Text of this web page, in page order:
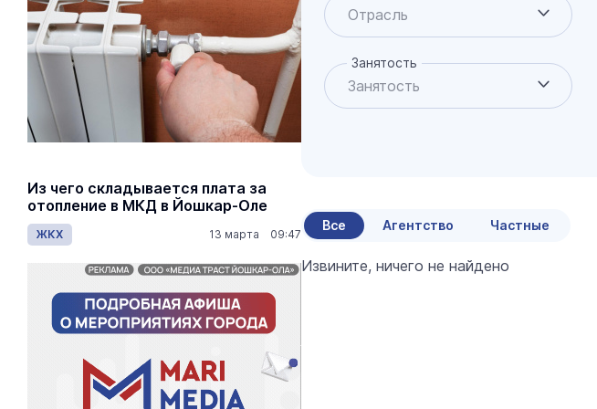
Из чего складывается плата за
отопление в МКД в Йошкар-Оле
ЖКХ 13 марта 09:47 Общество 9 января 12:00
Занятость
Все Агентство Частные
Извините, ничего не найдено